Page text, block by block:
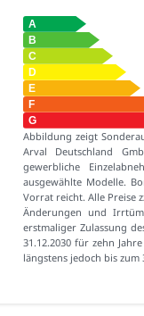
Abbildung zeigt
Arval Deutschland
gewerbliche
ausgewählte Modelle.
Vorrat reicht. Alle Preise
Änderungen und
erstmaliger Zulassung
31.12.2030 für zehn
längstens jedoch bis zum